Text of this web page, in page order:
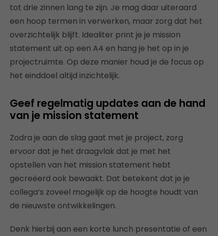
tot drie zinnen lang te zijn. Je mag daar uiteraard
een hoop termen in verwerken, maar zorg dat het
overzichtelijk blijft. Idealiter print je je mission
statement uit op een A4 en hang je het op in je
projectruimte. Op deze manier houd je de focus op
het einddoel altijd inzichtelijk.
Geef regelmatig updates aan de hand
van je mission statement
Zodra je aan de slag gaat met je project, zorg
ervoor dat je het draagvlak dat je met het
opstellen van het mission statement hebt
gecreëerd ook bewaakt. Dat betekent dat je je
collega’s zoveel mogelijk op de hoogte houdt van
de nieuwste ontwikkelingen.
Denk hierbij aan een korte lunch presentatie of een